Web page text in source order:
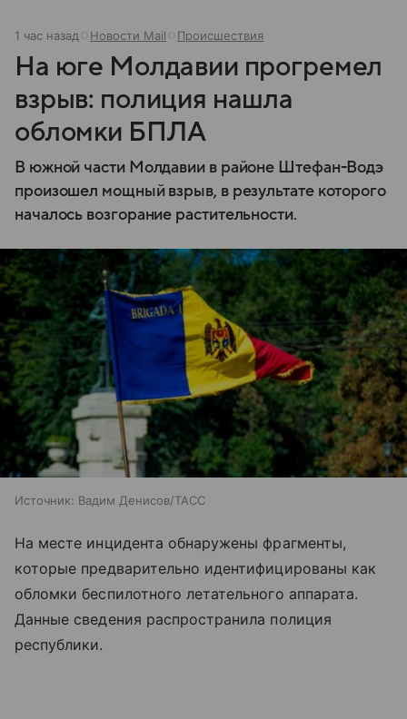
1 час назад Новости Mail Происшествия
На юге Молдавии прогремел
взрыв: полиция нашла
обломки БПЛА
В южной части Молдавии в районе Штефан-Водэ
произошел мощный взрыв, в результате которого
началось возгорание растительности.
Источник: Вадим Денисов/ТАСС
На месте инцидента обнаружены фрагменты,
которые предварительно идентифицированы как
обломки беспилотного летательного аппарата.
Данные сведения распространила полиция
республики.